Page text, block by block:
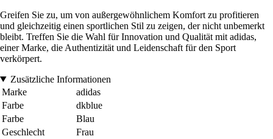
Greifen Sie zu, um von außergewöhnlichem Komfort zu profitieren
und gleichzeitig einen sportlichen Stil zu zeigen, der nicht unbemerkt
bleibt. Treffen Sie die Wahl für Innovation und Qualität mit adidas,
einer Marke, die Authentizität und Leidenschaft für den Sport
verkörpert.
Zusätzliche Informationen
Marke
adidas
Farbe
dkblue
Farbe
Blau
Geschlecht
Frau